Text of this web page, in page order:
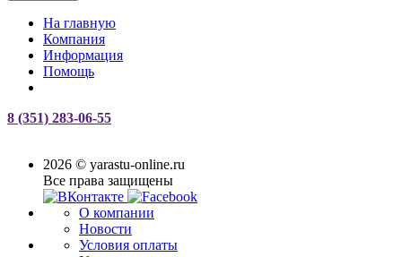
На главную
Компания
Информация
Помощь
8 (351) 283-06-55
2026 © yarastu-online.ru
Все права защищены
О компании
Новости
Условия оплаты